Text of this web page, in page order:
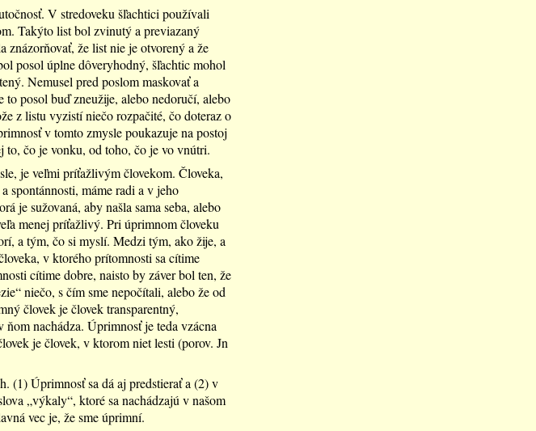
V stredoveku šľachtici používali
Takýto list bol zvinutý a previazaný
znázorňovať, že list nie je otvorený a že
posol úplne dôveryhodný, šľachtic mohol
Nemusel pred poslom maskovať a
posol buď zneužije, alebo nedoručí, alebo
z listu vyzistí niečo rozpačité, čo doteraz o
v tomto zmysle poukazuje na postoj
čo je vonku, od toho, čo je vo vnútri.
je veľmi príťažlivým človekom. Človeka,
spontánnosti, máme radi a v jeho
je sužovaná, aby našla sama seba, alebo
menej príťažlivý. Pri úprimnom človeku
a tým, čo si myslí. Medzi tým, ako žije, a
v ktorého prítomnosti sa cítime
cítime dobre, naisto by záver bol ten, že
niečo, s čím sme nepočítali, alebo že od
človek je človek transparentný,
nachádza. Úprimnosť je teda vzácna
je človek, v ktorom niet lesti (porov. Jn
(1) Úprimnosť sa dá aj predstierať a (2) v
„výkaly“, ktoré sa nachádzajú v našom
vec je, že sme úprimní.